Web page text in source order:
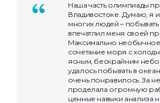
Наша часть олимпиады
Владивостоке. Думаю, я
многих людей –
впечатлил меня своей
Максимально
сочетание моря с
ясным, бескрайним
удалось побывать в
очень понравилось. За
проделала огромную
ценные навыки анализа